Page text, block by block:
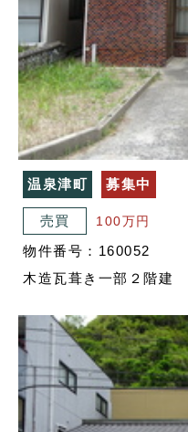
温泉津町 募集中
売買 100万円
物件番号：160052
木造瓦葺き一部２階建